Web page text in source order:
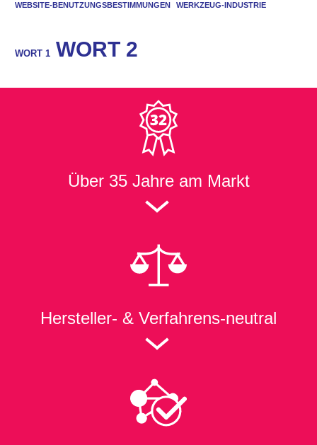
WEBSITE-BENUTZUNGSBESTIMMUNGEN WERKZEUG-INDUSTRIE
WORT 1 WORT 2
Über 35 Jahre am Markt
Hersteller- & Verfahrens-neutral